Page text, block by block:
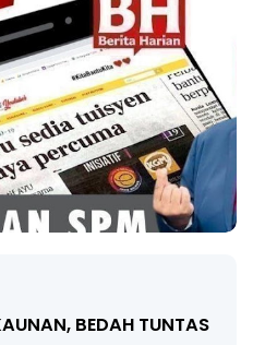
PENDIDIKAN MALAYSIA